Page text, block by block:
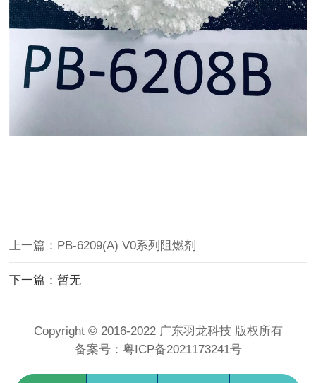
上一篇：PB-6209(A) V0系列阻燃剂
下一篇：暂无
Copyright © 2016-2022 广东羽龙科技 版权所有
备案号： 粤ICP备2021173241号